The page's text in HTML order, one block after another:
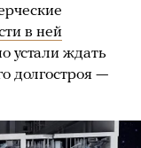
в ней
устали ждать
долгостроя —